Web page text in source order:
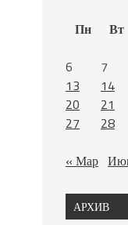
Пн
Вт
6
7
13
14
20
21
27
28
« Мар
АРХИВ